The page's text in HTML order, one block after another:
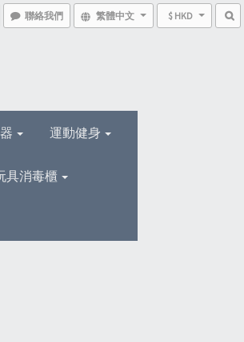
聯絡我們 繁體中文 $ HKD
運動健身
具消毒櫃